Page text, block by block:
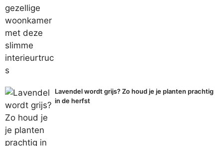
Lavendel wordt grijs? Zo houd je je planten prachtig
in de herfst